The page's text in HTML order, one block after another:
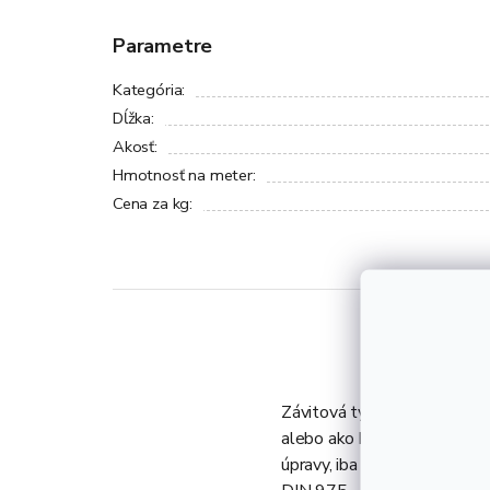
Parametre
Kategória:
Dĺžka:
Akosť:
Hmotnosť na meter:
Cena za kg:
Závitová tyč M18 je plná
alebo ako kotviaci a
úpravy, iba olejovaná proti